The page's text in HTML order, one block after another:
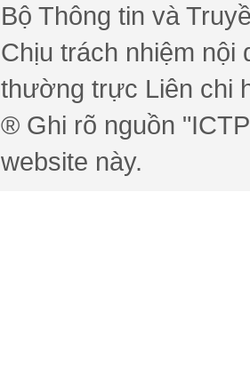
Bộ Thông tin và
Chịu trách nhiệm nội
thường trực Liên chi
® Ghi rõ nguồn
website này.